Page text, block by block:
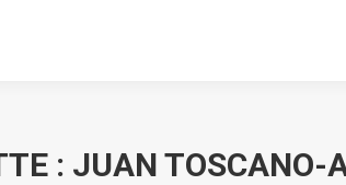
: JUAN TOSCANO-